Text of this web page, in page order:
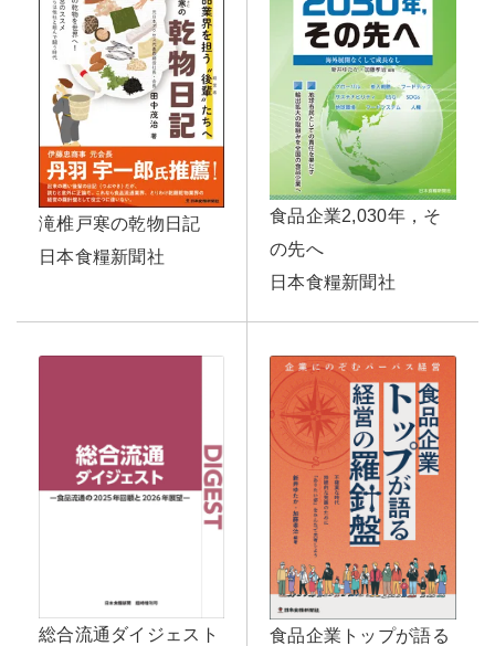
滝椎戸寒の乾物日記
日本食糧新聞社
食品企業2,030年，そ
の先へ
日本食糧新聞社
総合流通ダイジェスト
食品企業トップが語る